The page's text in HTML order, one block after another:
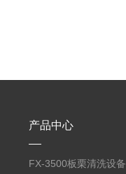
产品中心
FX-3500板栗清洗设备